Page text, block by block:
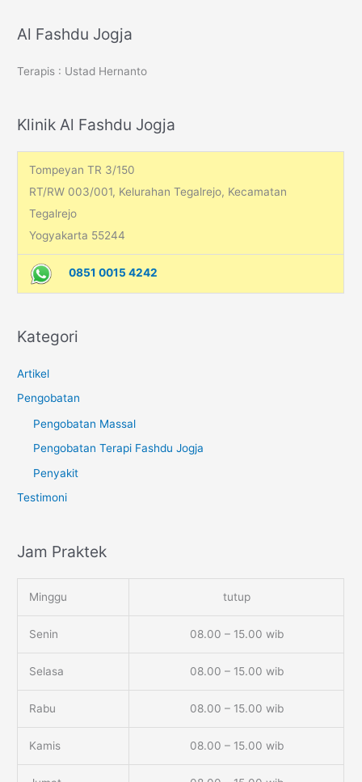
r
h
Al Fashdu Jogja
Terapis : Ustad Hernanto
Klinik Al Fashdu Jogja
Tompeyan TR 3/150
RT/RW 003/001, Kelurahan Tegalrejo, Kecamatan
Tegalrejo
Yogyakarta 55244
0851 0015 4242
Kategori
Artikel
Pengobatan
Pengobatan Massal
Pengobatan Terapi Fashdu Jogja
Penyakit
Testimoni
Jam Praktek
Minggu tutup
Senin 08.00 – 15.00 wib
Selasa 08.00 – 15.00 wib
Rabu 08.00 – 15.00 wib
Kamis 08.00 – 15.00 wib